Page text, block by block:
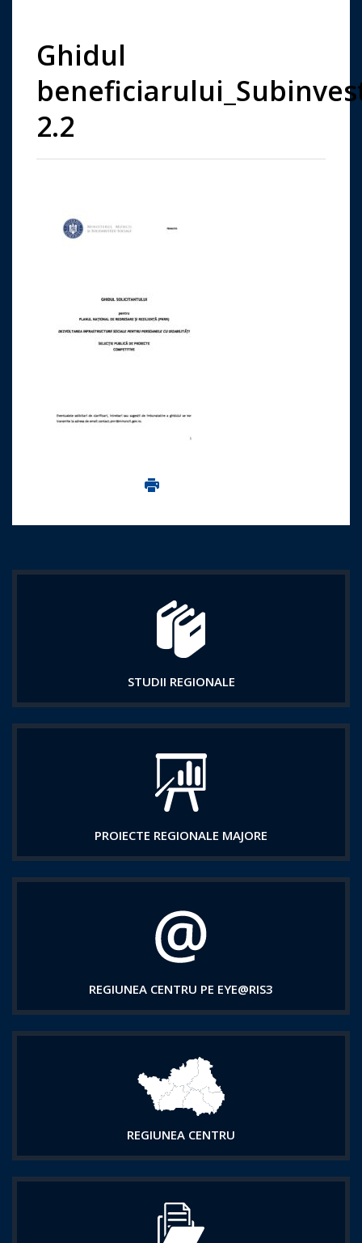
Ghidul
2.2
Imprima aceasta pagina
STUDII REGIONALE
PROIECTE REGIONALE MAJORE
REGIUNEA CENTRU PE EYE@RIS3
REGIUNEA CENTRU